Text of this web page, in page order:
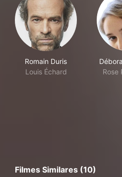
Romain Duris
Louis Échard
Rose
Filmes Similares (10)